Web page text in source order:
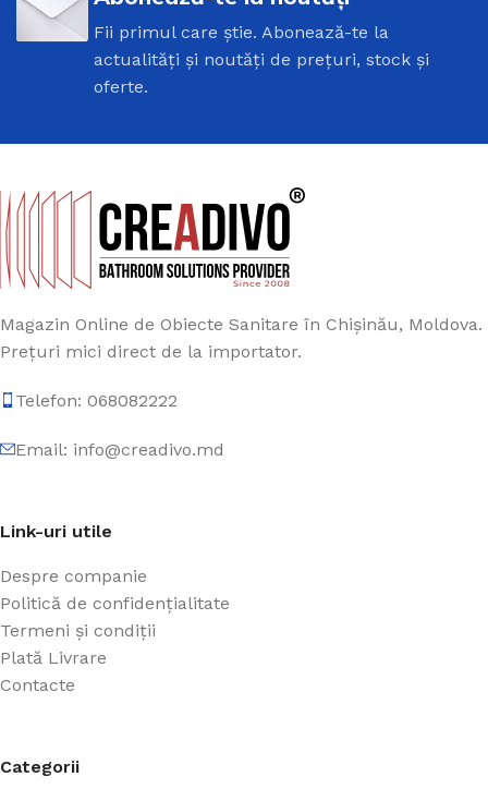
Fii primul care știe. Abonează-te la
actualități și noutăți de prețuri, stock și
oferte.
Magazin Online de Obiecte Sanitare în Chișinău, Moldova.
Prețuri mici direct de la importator.
Telefon: 068082222
Email: info@creadivo.md
Link-uri utile
Despre companie
Politică de confidențialitate
Termeni și condiții
Plată Livrare
Contacte
Categorii